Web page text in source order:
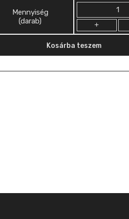
Mennyiség
(darab)
Kosárba teszem